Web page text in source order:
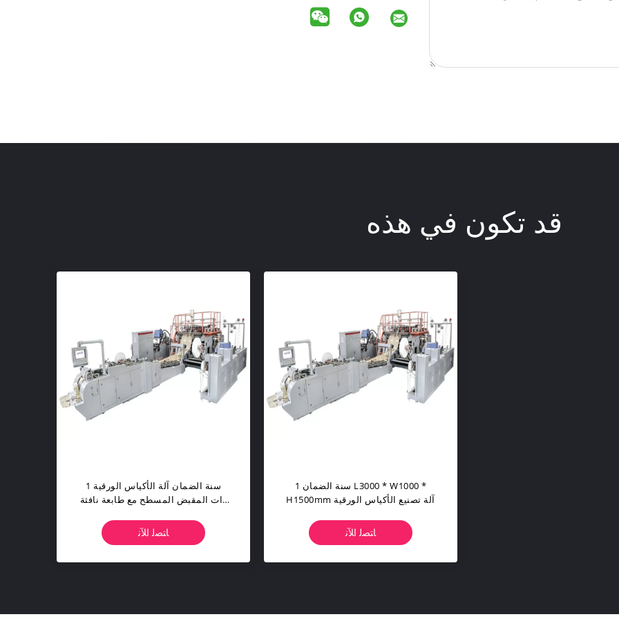
قد تكون في هذه
1 سنة الضمان آلة الأكياس الورقية
ذات المقبض المسطح مع طابعة نافثة
ﺎﺘﺼﻟ ﺍﻶﻧ
1 سنة الضمان L3000 * W1000 *
H1500mm آلة تصنيع الأكياس الورقية
ﺎﺘﺼﻟ ﺍﻶﻧ